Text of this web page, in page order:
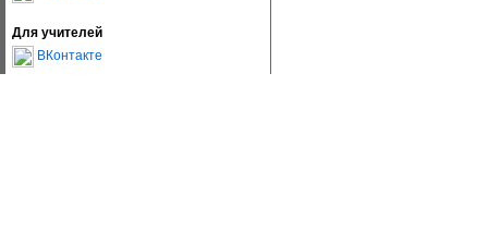
Для учителей
ВКонтакте